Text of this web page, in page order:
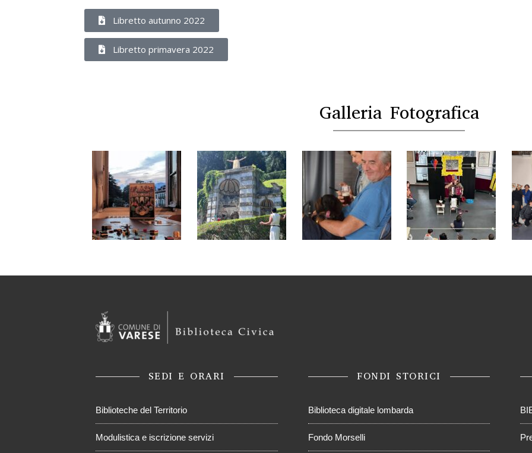
Libretto autunno 2022
Libretto primavera 2022
Galleria Fotografica
SEDI E ORARI
Biblioteche del Territorio
Modulistica e iscrizione servizi
FONDI STORICI
Biblioteca digitale lombarda
Fondo Morselli